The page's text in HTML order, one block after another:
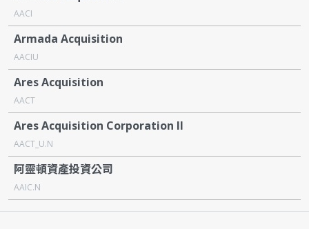
AACI
Armada Acquisition
AACIU
Ares Acquisition
AACT
Ares Acquisition Corporation II
AACT_U.N
阿靈頓資產投資公司
AAIC.N